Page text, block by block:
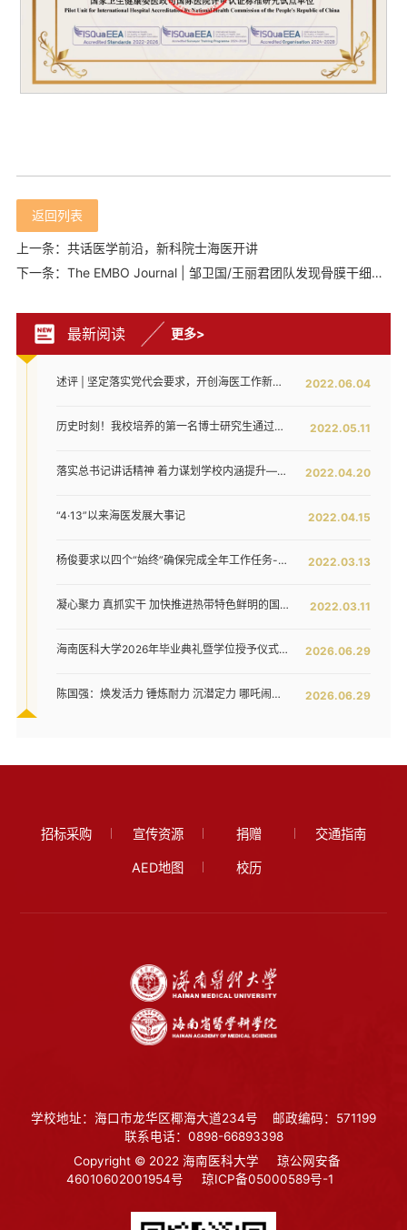
返回列表
上一条：共话医学前沿，新科院士海医开讲
下一条：The EMBO Journal | 邹卫国/王丽君团队发现骨膜干细胞中的锌指蛋白BNC2通过与NuRD复合物相互作用促进骨折修复
最新阅读 更多>
2022.06.04
述评 | 坚定落实党代会要求，开创海医工作新局面——写在全面落实省第八次党代会对海医发展提出新要求之时
2022.05.11
历史时刻！我校培养的第一名博士研究生通过答辩！
2022.04.20
落实总书记讲话精神 着力谋划学校内涵提升——我校召开发展战略咨询委员会第二次工作会议
2022.04.15
“4·13”以来海医发展大事记
2022.03.13
杨俊要求以四个“始终”确保完成全年工作任务--我校六届五次教代会暨七届二次工代会胜利闭幕
2022.03.11
凝心聚力 真抓实干 加快推进热带特色鲜明的国际化高水平医科大学建设步伐 ——我校六届五次教代会暨七届二次工代会隆重开幕
2026.06.29
海南医科大学2026年毕业典礼暨学位授予仪式举行
2026.06.29
陈国强：焕发活力 锤炼耐力 沉潜定力 哪吒闹海拓新程——在海南医科大学2026年毕业典礼上的讲话
招标采购 宣传资源 捐赠 交通指南
AED地图 校历
学校地址：海口市龙华区椰海大道234号
邮政编码：571199
联系电话：0898-66893398
Copyright © 2022 海南医科大学
琼公网安备
46010602001954号
琼ICP备05000589号-1